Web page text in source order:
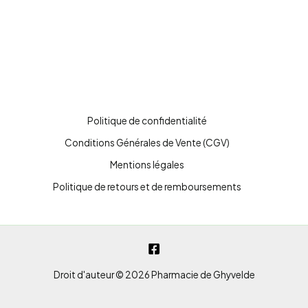
Politique de confidentialité
Conditions Générales de Vente (CGV)
Mentions légales
Politique de retours et de remboursements
Droit d'auteur © 2026 Pharmacie de Ghyvelde